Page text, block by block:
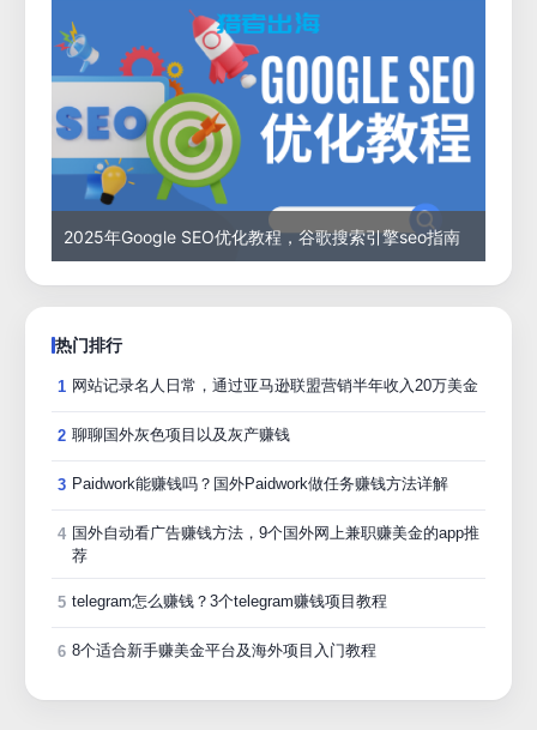
2025年Google SEO优化教程，谷歌搜索引擎seo指南
热门排行
1 网站记录名人日常，通过亚马逊联盟营销半年收入20万美金
2 聊聊国外灰色项目以及灰产赚钱
3 Paidwork能赚钱吗？国外Paidwork做任务赚钱方法详解
4 国外自动看广告赚钱方法，9个国外网上兼职赚美金的app推
荐
5 telegram怎么赚钱？3个telegram赚钱项目教程
6 8个适合新手赚美金平台及海外项目入门教程